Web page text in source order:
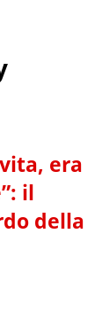
era
il
della